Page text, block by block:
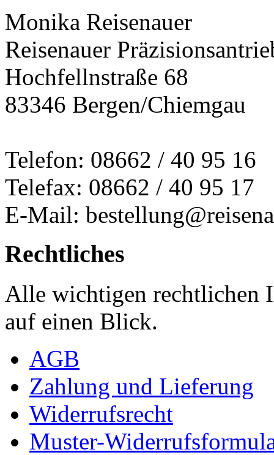
Monika Reisenauer
Reisenauer
Hochfellnstraße 68
83346 Bergen/Chiemgau
Telefon: 08662 / 40 95 16
Telefax: 08662 / 40 95 17
E-Mail:
Rechtliches
Alle wichtigen rechtlichen
auf einen Blick.
AGB
Zahlung und Lieferung
Widerrufsrecht
Muster-